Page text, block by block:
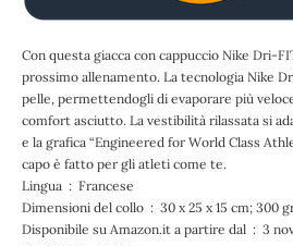
Con questa giacca con cappuccio Nike Dri-
prossimo allenamento. La tecnologia Nike
pelle, permettendogli di evaporare più
comfort asciutto. La vestibilità rilassata si
e la grafica “Engineered for World Class
capo è fatto per gli atleti come te.
Lingua ‏ : ‎ Francese
Dimensioni del collo ‏ : ‎ 30 x 25 x 15 cm;
Disponibile su